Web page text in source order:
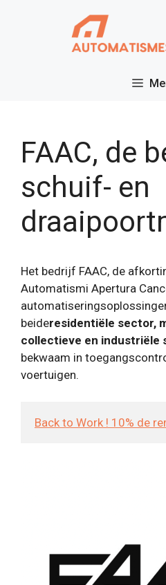
FAAC, de
schuif- en
Het bedrijf FAAC, de
Automatismi Apertura
beideresidentiële sector,
collectieve en industriële
bekwaam in
voertuigen.
Back to Work ! 10% de